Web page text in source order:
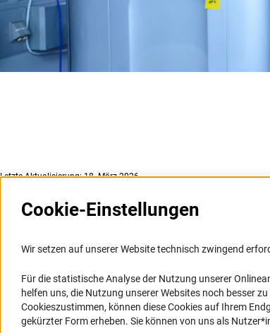
Letzte Aktualisierung: 18. März 2026
Informationssysteme
Portal Wissenschaftliche Integrität
GEPRIS
GEPRIS historisch
FAQ
Karriere
Logo und Corporate Design
Cookie-Einstellungen
Wir setzen auf unserer Website technisch zwingend
Für die statistische Analyse der Nutzung unserer
helfen uns, die Nutzung unserer Websites noch besser
Cookieszustimmen, können diese Cookies auf Ihrem
gekürzter Form erheben. Sie können von uns als